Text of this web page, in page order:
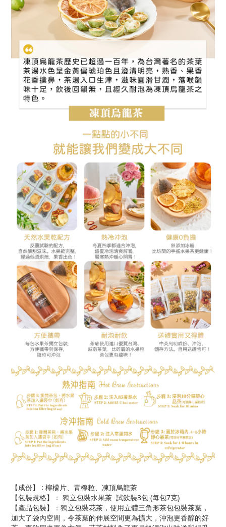
【成份】 : 檸檬片、青檸粒、凍頂烏龍茶
【包裝規格】： 獨立包裝水果茶 試飲裝3包 (每包7克)
【產品包裝】：獨立包裝花茶，使用立體三角形茶包包裝茶葉，
加大了袋內空間，令茶葉的伸展空間更為擴大，沖泡更香醇的好